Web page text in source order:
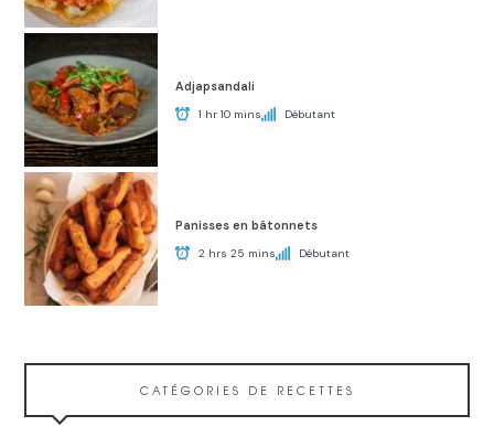
Adjapsandali
1 hr 10 mins Débutant
Panisses en bâtonnets
2 hrs 25 mins Débutant
CATÉGORIES DE RECETTES